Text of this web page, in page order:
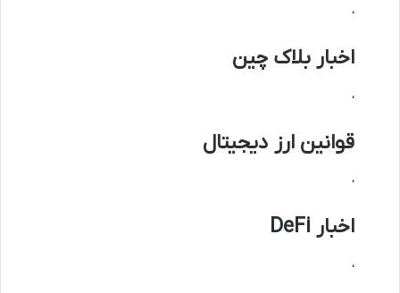
،
اخبار بلاک چین
،
قوانین ارز دیجیتال
،
اخبار DeFi
،